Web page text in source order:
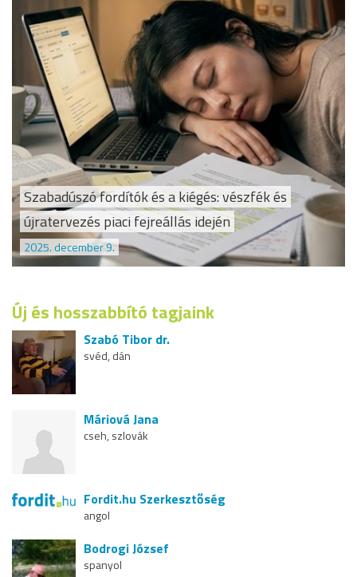
Szabadúszó fordítók és a kiégés: vészfék és
újratervezés piaci fejreállás idején
2025. december 9.
Új és hosszabbító tagjaink
Szabó Tibor dr.
svéd, dán
Máriová Jana
cseh, szlovák
Fordit.hu Szerkesztőség
angol
Bodrogi József
spanyol